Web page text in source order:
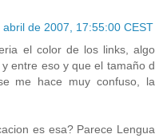
abril de 2007, 17:55:00 CEST
el color de los links, algo
entre eso y que el tamaño d
me hace muy confuso, la
es esa? Parece Lengua